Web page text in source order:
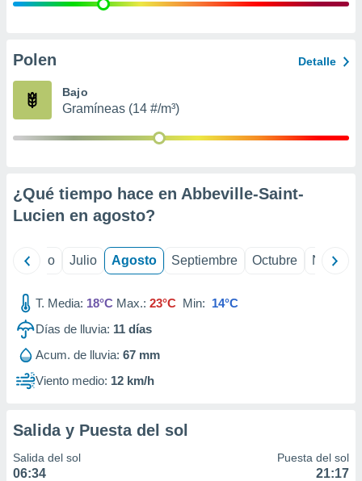
e
publicidad
Polen Detalle
Bajo
Gramíneas (14 #/m³)
¿Qué tiempo hace en Abbeville-Saint-
Lucien en agosto?
Junio Julio Agosto Septiembre Octubre
T. Media: 18°C Max.: 23°C Min: 14°C
Días de lluvia: 11 días
Acum. de lluvia: 67 mm
Viento medio: 12 km/h
Salida y Puesta del sol
Salida del sol
06:34
Puesta del sol
21:17